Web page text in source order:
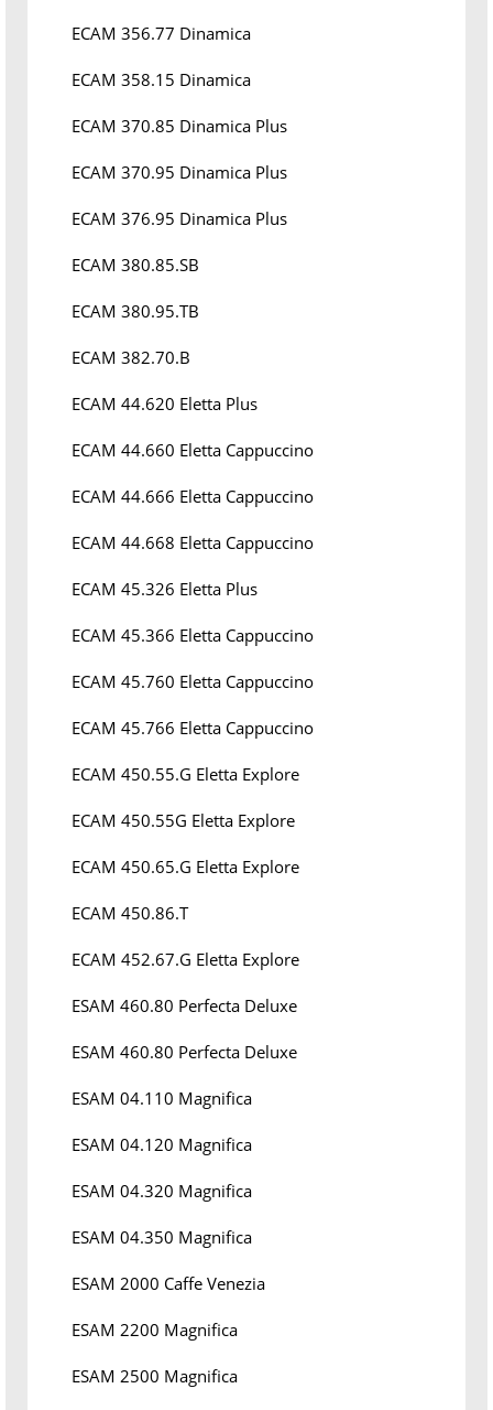
ECAM 356.77 Dinamica
ECAM 358.15 Dinamica
ECAM 370.85 Dinamica Plus
ECAM 370.95 Dinamica Plus
ECAM 376.95 Dinamica Plus
ECAM 380.85.SB
ECAM 380.95.TB
ECAM 382.70.B
ECAM 44.620 Eletta Plus
ECAM 44.660 Eletta Cappuccino
ECAM 44.666 Eletta Cappuccino
ECAM 44.668 Eletta Cappuccino
ECAM 45.326 Eletta Plus
ECAM 45.366 Eletta Cappuccino
ECAM 45.760 Eletta Cappuccino
ECAM 45.766 Eletta Cappuccino
ECAM 450.55.G Eletta Explore
ECAM 450.55G Eletta Explore
ECAM 450.65.G Eletta Explore
ECAM 450.86.T
ECAM 452.67.G Eletta Explore
ESAM 460.80 Perfecta Deluxe
ESAM 460.80 Perfecta Deluxe
ESAM 04.110 Magnifica
ESAM 04.120 Magnifica
ESAM 04.320 Magnifica
ESAM 04.350 Magnifica
ESAM 2000 Caffe Venezia
ESAM 2200 Magnifica
ESAM 2500 Magnifica